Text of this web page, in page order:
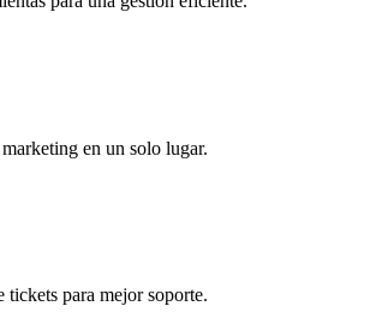
en un solo lugar.
tickets para mejor soporte.